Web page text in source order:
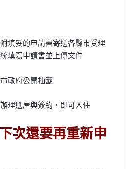
填妥的申請書寄送各縣市受理
填寫申請書並上傳文件
政府公開抽籤
理選屋與簽約，即可入住
次還要再重新申